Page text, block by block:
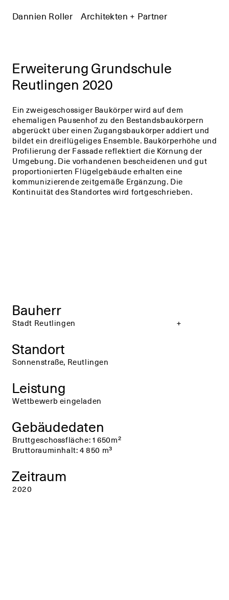
Dannien Roller Architekten + Partner
Erweiterung Grundschule
Reutlingen 2020
Ein zweigeschossiger Baukörper wird auf dem
ehemaligen Pausenhof zu den Bestandsbaukörpern
abgerückt über einen Zugangsbaukörper addiert und
bildet ein dreiflügeliges Ensemble. Baukörperhöhe und
Profilierung der Fassade reflektiert die Körnung der
Umgebung. Die vorhandenen bescheidenen und gut
proportionierten Flügelgebäude erhalten eine
kommunizierende zeitgemäße Ergänzung. Die
Kontinuität des Standortes wird fortgeschrieben.
Bauherr
Stadt Reutlingen
Standort
Sonnenstraße, Reutlingen
Leistung
Wettbewerb eingeladen
Gebäudedaten
Bruttgeschossfläche: 1 650m²
Bruttorauminhalt: 4 850 m³
Zeitraum
2020
+
+ +